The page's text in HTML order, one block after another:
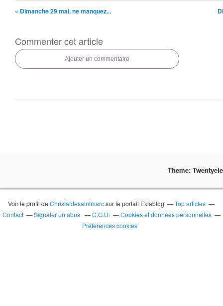
« Dimanche 29 mai, ne manquez...
Commenter cet article
Ajouter un commentaire
Theme:
Voir le profil deChristaldesaintmarcsur le portail Eklablog
Top articles
Contact
Signaler un abus C.G.U.
Cookies et données personnelles
Préférences cookies